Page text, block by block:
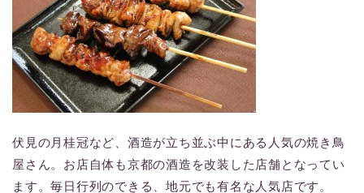
伏見の月桂冠など、酒造が立ち並ぶ中にある人気の焼き鳥
屋さん。お店自体も京都の酒造を改装した店舗となってい
ます。毎日行列のできる、地元でも有名な人気店です。